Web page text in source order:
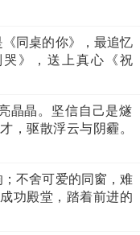
同桌的你》，最追忆
》，送上真心《祝
晶晶。坚信自己是燧
，驱散浮云与阴霾。
不舍可爱的同窗，难
功殿堂，踏着前进的